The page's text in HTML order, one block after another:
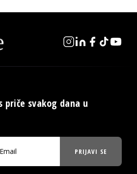
priče svakog dana u
PRIJAVI SE